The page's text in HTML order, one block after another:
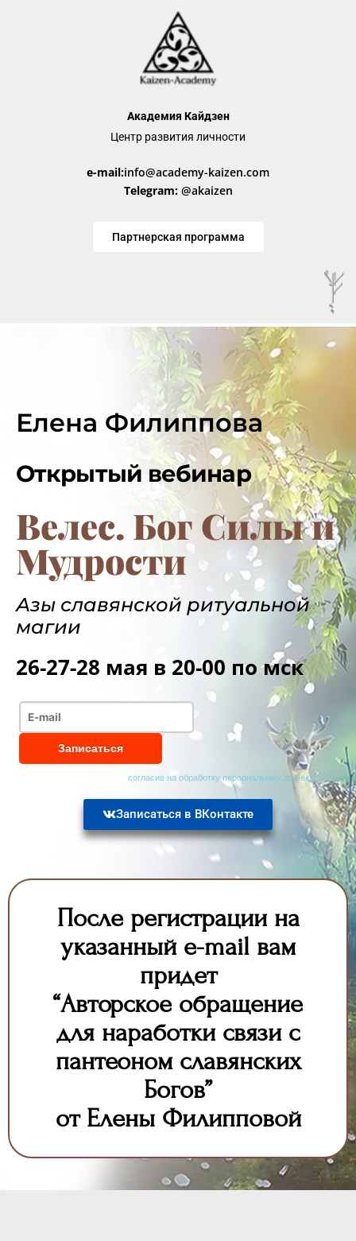
Академия Кайдзен
Центр развития личности
e-mail:info@academy-kaizen.com
Telegram:@akaizen
Партнерская программа
Елена Филиппова
Открытый вебинар
Велес. Бог Силы и
Мудрости
Азы славянской ритуальной
магии
26-27-28 мая в 20-00 по мск
Нажимая на кнопку, я даюсогласие на обработку персональных данных
Записаться в ВКонтакте
После регистрации на
указанный e-mail вам
придет
“Авторское обращение
для наработки связи с
пантеоном славянских
Богов”
от Елены Филипповой